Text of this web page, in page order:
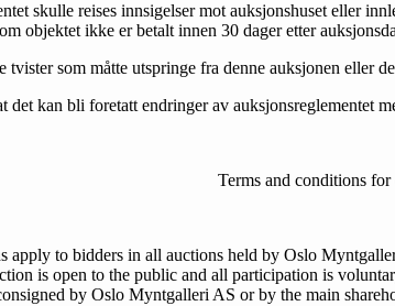
skulle reises inn­sigelser mot auksjonshuset eller
objektet ikke er betalt innen 30 dager etter
som måtte utspringe fra denne auksjonen eller
det kan bli foretatt endringer av auksjonsreglementet
Terms and conditions for
apply to bidders in all auctions held by Oslo
is open to the public and all participation is
by Oslo Myntgalleri AS or by the main